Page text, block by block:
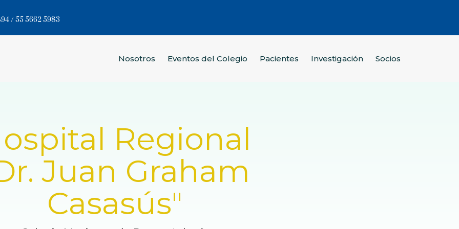
/ 55 5662 5983
Nosotros Eventos del Colegio Pacientes Investigación Socios
Regional
Juan Graham
Casasús"